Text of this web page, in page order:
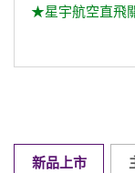
★星宇航空直飛
新品上市